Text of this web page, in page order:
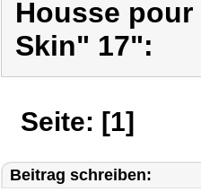
Housse
Skin" 17":
Seite: [1]
Beitrag schreiben: